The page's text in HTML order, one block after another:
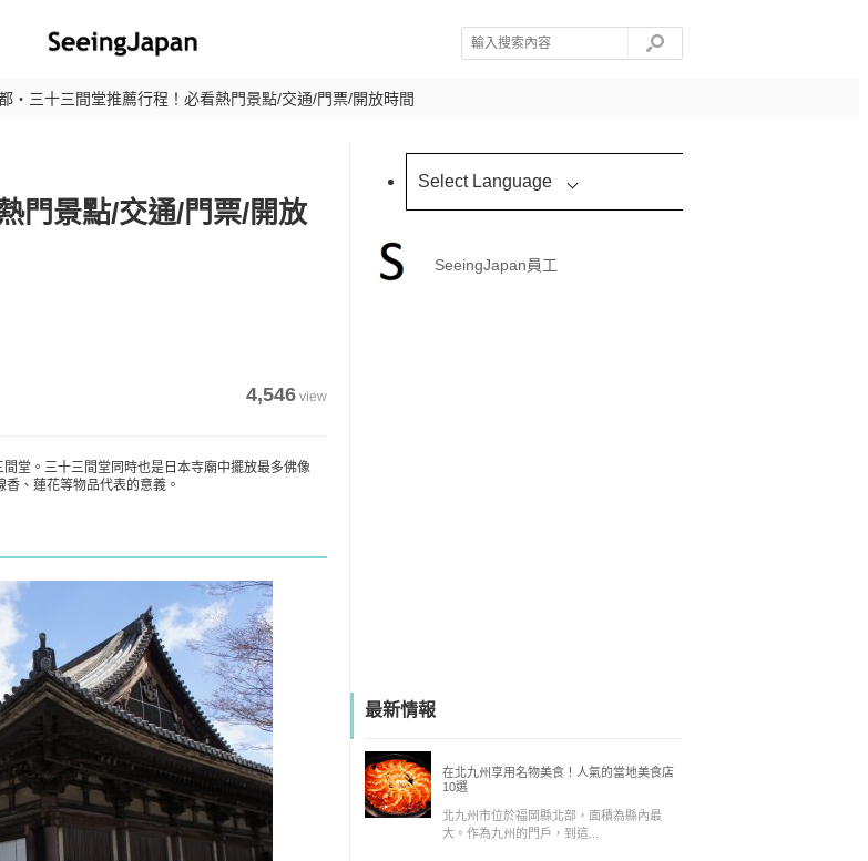
・三十三間堂推薦行程！必看熱門景點/交通/門票/開放時間
門景點/交通/門票/開放
4,546 view
堂。三十三間堂同時也是日本寺廟中擺放最多佛像
、蓮花等物品代表的意義。
Select Language
SeeingJapan員工
最新情報
在北九州享用名物美食！人氣的當地美食店
10選
北九州市位於福岡縣北部，面積為縣內最
大。作為九州的門戶，到這...